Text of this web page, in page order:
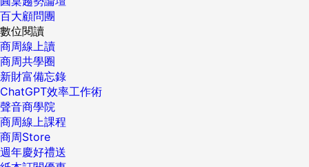
百大顧問團
數位閱讀
商周線上讀
商周共學圈
新財富備忘錄
ChatGPT效率工作術
聲音商學院
商周線上課程
商周Store
週年慶好禮送